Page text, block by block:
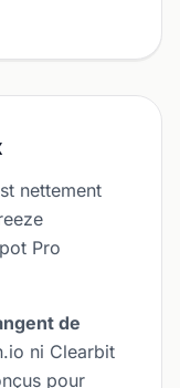
nettement
Pro
de
ni Clearbit
pour